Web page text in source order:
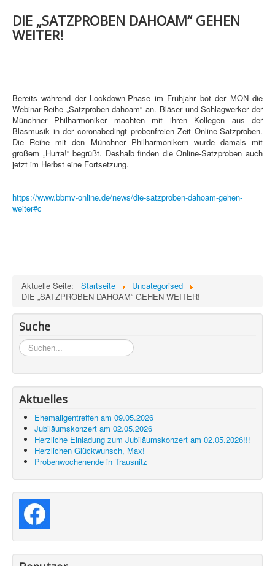
DIE „SATZPROBEN DAHOAM“ GEHEN
WEITER!
Bereits während der Lockdown-Phase im Frühjahr bot der MON die
Webinar-Reihe „Satzproben dahoam“ an. Bläser und Schlagwerker der
Münchner Philharmoniker machten mit ihren Kollegen aus der
Blasmusik in der coronabedingt probenfreien Zeit Online-Satzproben.
Die Reihe mit den Münchner Philharmonikern wurde damals mit
großem „Hurra!“ begrüßt. Deshalb finden die Online-Satzproben auch
jetzt im Herbst eine Fortsetzung.
https://www.bbmv-online.de/news/die-satzproben-dahoam-gehen-
weiter#c
Aktuelle Seite: Startseite
Uncategorised
DIE „SATZPROBEN DAHOAM“ GEHEN WEITER!
Suche
Suchen...
Aktuelles
Ehemaligentreffen am 09.05.2026
Jubiläumskonzert am 02.05.2026
Herzliche Einladung zum Jubiläumskonzert am 02.05.2026!!!
Herzlichen Glückwunsch, Max!
Probenwochenende in Trausnitz